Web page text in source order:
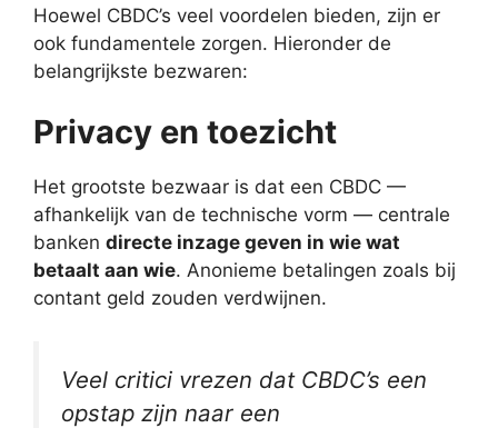
Hoewel CBDC’s veel voordelen bieden, zijn er
ook fundamentele zorgen. Hieronder de
belangrijkste bezwaren:
Privacy en toezicht
Het grootste bezwaar is dat een CBDC —
afhankelijk van de technische vorm — centrale
banken directe inzage geven in wie wat
betaalt aan wie. Anonieme betalingen zoals bij
contant geld zouden verdwijnen.
Veel critici vrezen dat CBDC’s een
opstap zijn naar een